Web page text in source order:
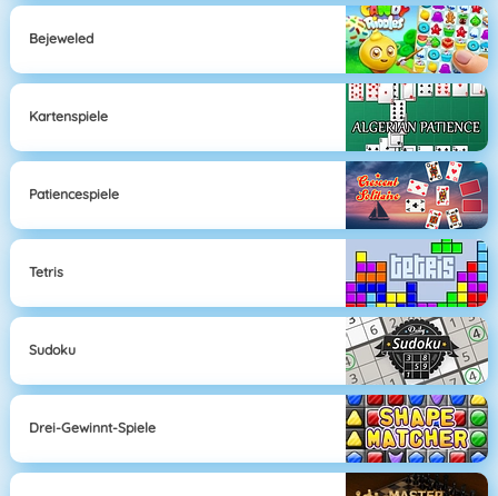
Bejeweled
Kartenspiele
Patiencespiele
Tetris
Sudoku
Drei-Gewinnt-Spiele